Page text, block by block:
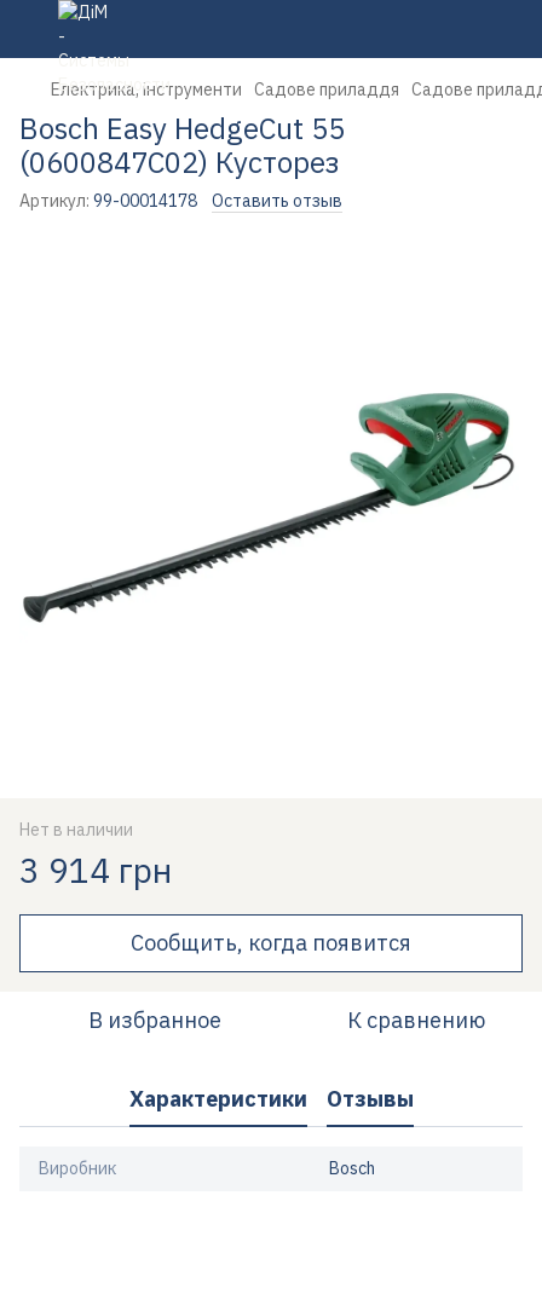
Електрика, інструменти Садове приладдя Садове
Bosch Easy HedgeCut 55
(0600847C02) Кусторез
Артикул: 99-00014178 Оставить отзыв
Нет в наличии
3 914 грн
Сообщить, когда появится
В избранное К сравнению
Характеристики Отзывы
Виробник Bosch